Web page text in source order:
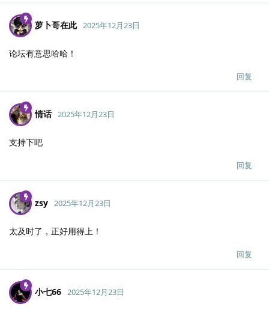
萝卜哥在此 2025年12月23日
论坛有意思哈哈！
回复
情话 2025年12月23日
支持下吧
回复
zsy 2025年12月23日
太及时了，正好用得上！
回复
小七66 2025年12月23日